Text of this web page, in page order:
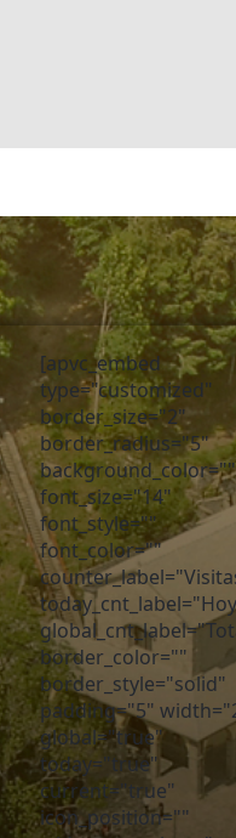
[apvc_embed
type="customized"
border_size="2"
border_radius="5"
background_color=""
font_size="14"
font_style=""
font_color=""
border_color=""
border_style="solid"
padding="5"
global="true"
today="true"
current="true"
icon_position=""